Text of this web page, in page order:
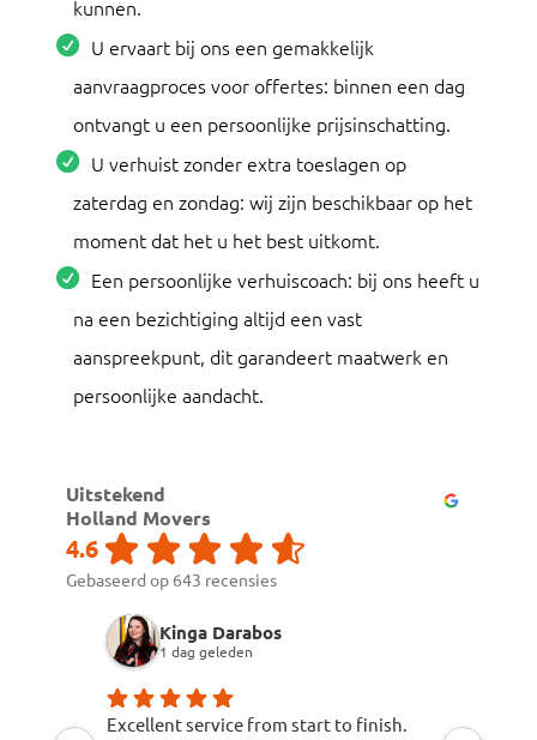
kunnen.
U ervaart bij ons een gemakkelijk
aanvraagproces voor offertes: binnen een dag
ontvangt u een persoonlijke prijsinschatting.
U verhuist zonder extra toeslagen op
zaterdag en zondag: wij zijn beschikbaar op het
moment dat het u het best uitkomt.
Een persoonlijke verhuiscoach: bij ons heeft u
na een bezichtiging altijd een vast
aanspreekpunt, dit garandeert maatwerk en
persoonlijke aandacht.
Uitstekend
Holland Movers
4.6
Gebaseerd op 643 recensies
Kinga Darabos
1 dag geleden
Excellent service from start to finish.